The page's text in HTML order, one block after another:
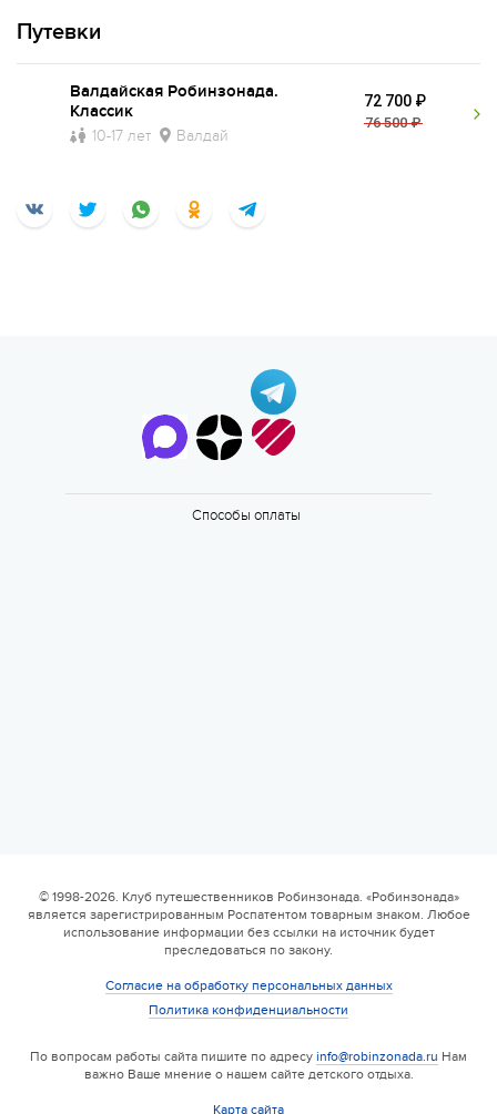
Путевки
Валдайская Робинзонада.
Классик
10-17 лет Валдай
72 700 ₽
76 500 ₽
Способы оплаты
© 1998-2026. Клуб путешественников Робинзонада. «Робинзонада»
является зарегистрированным Роспатентом товарным знаком. Любое
использование информации без ссылки на источник будет
преследоваться по закону.
Согласие на обработку персональных данных
Политика конфиденциальности
По вопросам работы сайта пишите по адресу info@robinzonada.ru Нам
важно Ваше мнение о нашем сайте детского отдыха.
Карта сайта